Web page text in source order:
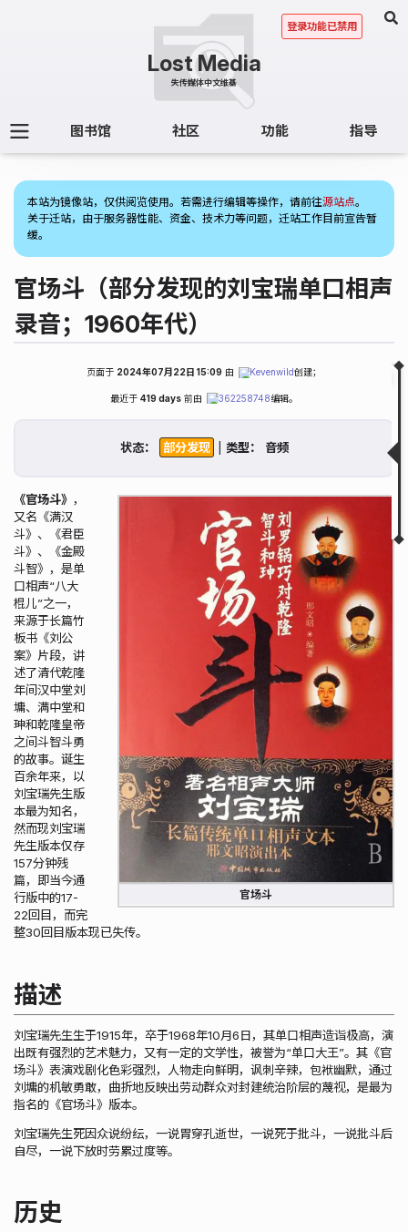
图书馆 社区 功能 指导
登录功能已禁用
本站为镜像站，仅供阅览使用。若需进行编辑等操作，请前往源站点。
关于迁站，由于服务器性能、资金、技术力等问题，迁站工作目前宣告暂
缓。
官场斗（部分发现的刘宝瑞单口相声
录音；1960年代）
相关链接
▲ ▼
页面于 2024年07月22日 15:09由 Kevenwild创建；
最近于419 days 前由 362258748编辑。
状态： 类型：
官场斗
《官场斗》 ，
又名《满汉
斗》、《君臣
斗》、《金殿
斗智》，是单
口相声“八大
棍儿”之一，
来源于长篇竹
板书《刘公
案》片段，讲
述了清代乾隆
年间汉中堂刘
墉、满中堂和
珅和乾隆皇帝
之间斗智斗勇
的故事。诞生
百余年来，以
刘宝瑞先生版
本最为知名，
然而现刘宝瑞
先生版本仅存
157分钟残
篇，即当今通
行版中的17-
22回目，而完
整30回目版本现已失传。
描述
刘宝瑞先生生于1915年，卒于1968年10月6日，其单口相声造诣极高，演
出既有强烈的艺术魅力，又有一定的文学性，被誉为“单口大王”。其《官
场斗》表演戏剧化色彩强烈，人物走向鲜明，讽刺辛辣，包袱幽默，通过
刘墉的机敏勇敢，曲折地反映出劳动群众对封建统治阶层的蔑视，是最为
指名的《官场斗》版本。
刘宝瑞先生死因众说纷纭，一说胃穿孔逝世，一说死于批斗，一说批斗后
自尽，一说下放时劳累过度等。
历史